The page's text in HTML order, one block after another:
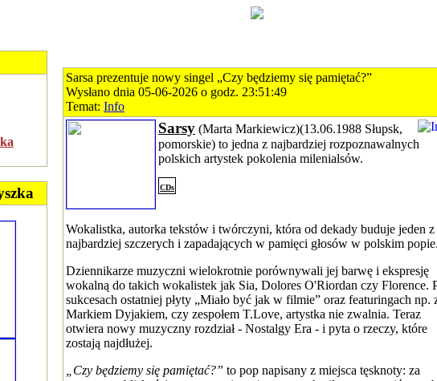
Sarsa prezentuje nowy singel „Czy będziemy się pamiętać?”
Wysłano dnia 05-06-2026 o godz. 23:51:49
Temat: Info
Sarsy (Marta Markiewicz)(13.06.1988 Słupsk,
pomorskie) to jedna z najbardziej rozpoznawalnych
polskich artystek pokolenia milenialsów.
CDs
Wokalistka, autorka tekstów i twórczyni, która od dekady buduje jeden z
najbardziej szczerych i zapadających w pamięci głosów w polskim
Dziennikarze muzyczni wielokrotnie porównywali jej barwę i ekspresję
wokalną do takich wokalistek jak Sia, Dolores O'Riordan czy Florence.
sukcesach ostatniej płyty „Miało być jak w filmie” oraz featuringach np.
Markiem Dyjakiem, czy zespołem T.Love, artystka nie zwalnia. Teraz
otwiera nowy muzyczny rozdział - Nostalgy Era - i pyta o rzeczy, które
zostają najdłużej.
„Czy będziemy się pamiętać?” to pop napisany z miejsca tęsknoty: za